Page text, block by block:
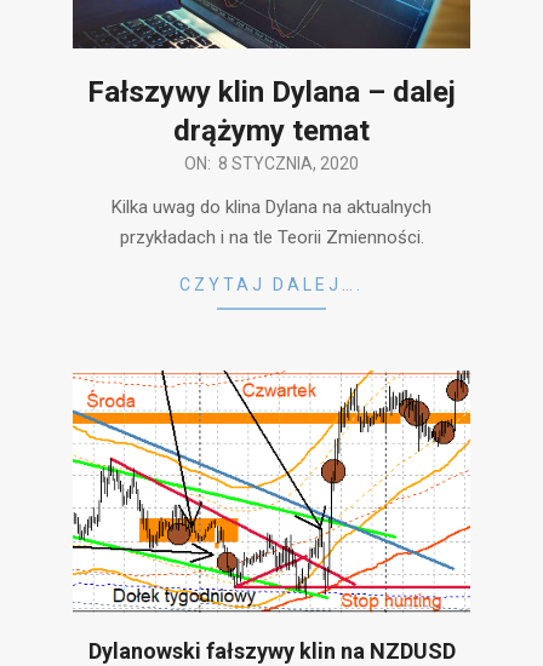
Fałszywy klin Dylana – dalej
drążymy temat
ON: 8 STYCZNIA, 2020
Kilka uwag do klina Dylana na aktualnych
przykładach i na tle Teorii Zmienności.
CZYTAJ DALEJ….
Dylanowski fałszywy klin na NZDUSD